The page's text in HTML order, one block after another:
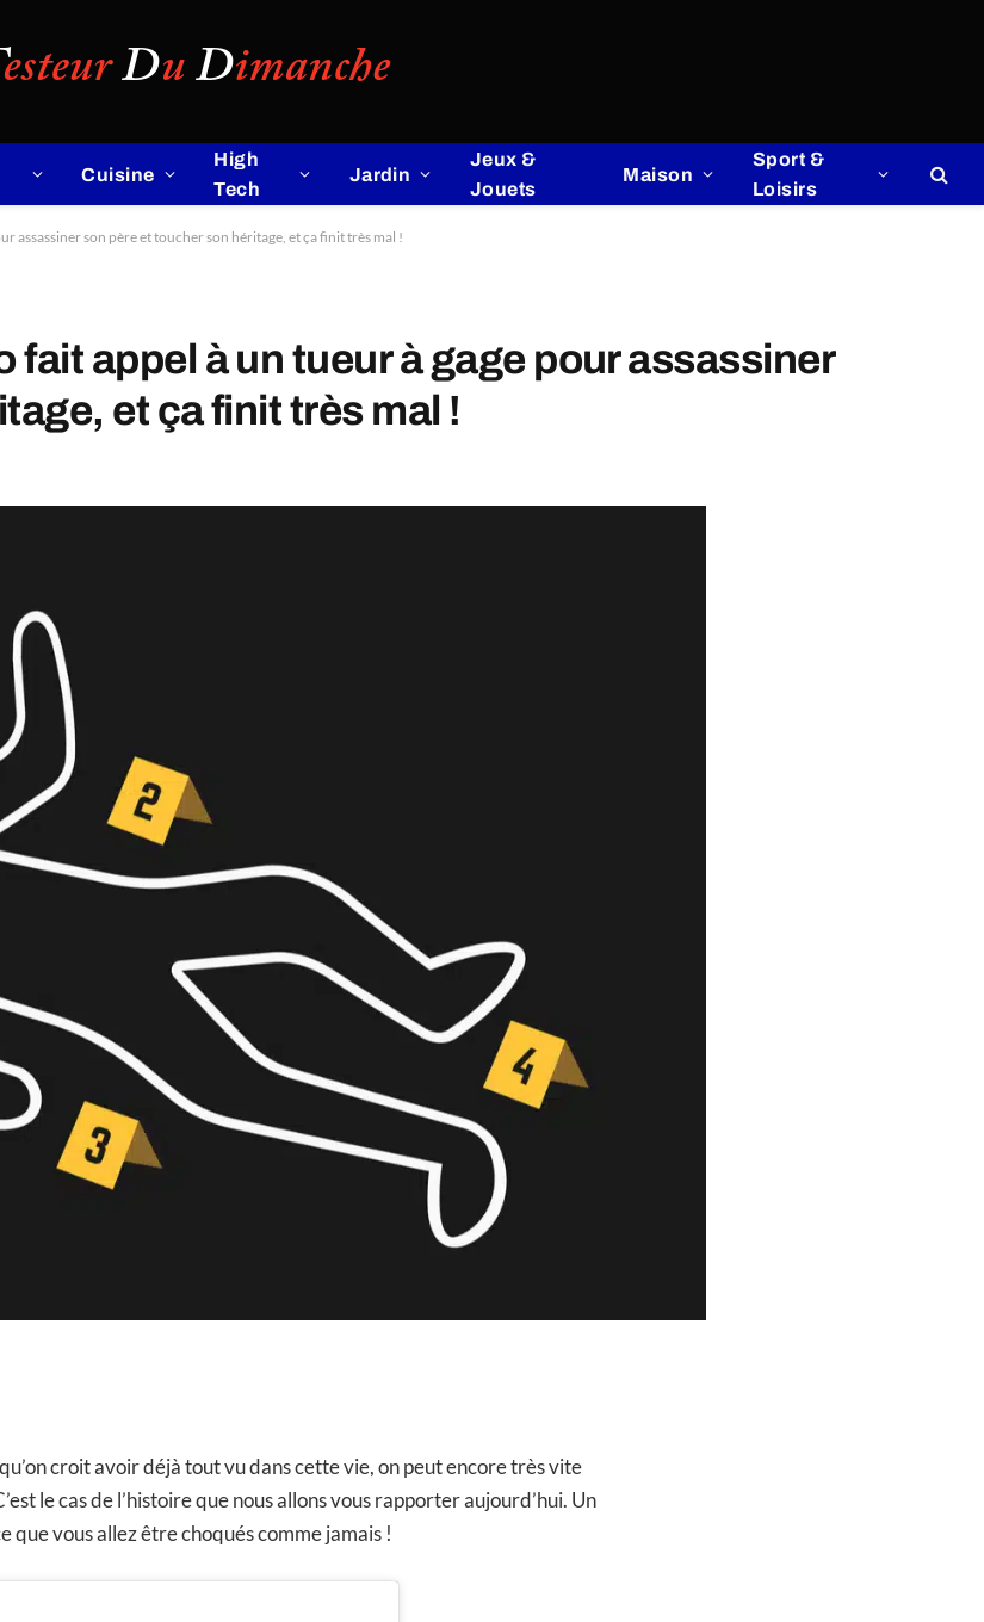
Cuisine
High
Tech
Jardin
Jeux &
Jouets
Maison
Sport &
Loisirs
assassiner son père et toucher son héritage, et ça finit très mal !
fait appel à un tueur à gage pour assassiner
et ça finit très mal !
croit avoir déjà tout vu dans cette vie, on peut encore très vite
le cas de l’histoire que nous allons vous rapporter aujourd’hui. Un
que vous allez être choqués comme jamais !